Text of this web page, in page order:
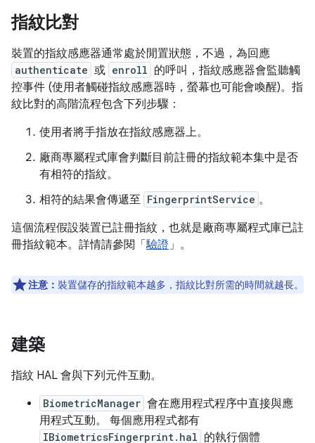
指紋比對
裝置的指紋感應器通常處於閒置狀態，不過，為回應
authenticate 或 enroll 的呼叫，指紋感應器會監聽觸
控事件 (使用者觸碰指紋感應器時，螢幕也可能會喚醒)。指
紋比對的高階流程包含下列步驟：
使用者將手指放在指紋感應器上。
廠商專屬程式庫會判斷目前註冊的指紋範本集中是否
有相符的指紋。
相符的結果會傳遞至 FingerprintService 。
這個流程假設裝置已註冊指紋，也就是廠商專屬程式庫已註
冊指紋範本。詳情請參閱「驗證」。
注意： 裝置儲存的指紋範本越多，指紋比對所需的時間就越長。
建築
指紋 HAL 會與下列元件互動。
BiometricManager 會在應用程式程序中直接與應
用程式互動。 每個應用程式都有
IBiometricsFingerprint.hal 的執行個體